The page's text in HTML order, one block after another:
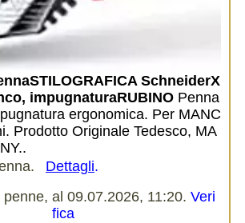
SchneiderX
impugnaturaRUBINO Penna
ergonomica. Per MANC
Prodotto Originale Tedesco, MA
Dettagli.
penne, al 09.07.2026, 11:20. Veri
fica